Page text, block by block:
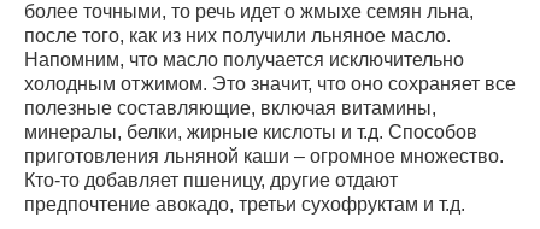
более точными, то речь идет о жмыхе семян льна,
после того, как из них получили льняное масло.
Напомним, что масло получается исключительно
холодным отжимом. Это значит, что оно сохраняет все
полезные составляющие, включая витамины,
минералы, белки, жирные кислоты и т.д. Способов
приготовления льняной каши – огромное множество.
Кто-то добавляет пшеницу, другие отдают
предпочтение авокадо, третьи сухофруктам и т.д.